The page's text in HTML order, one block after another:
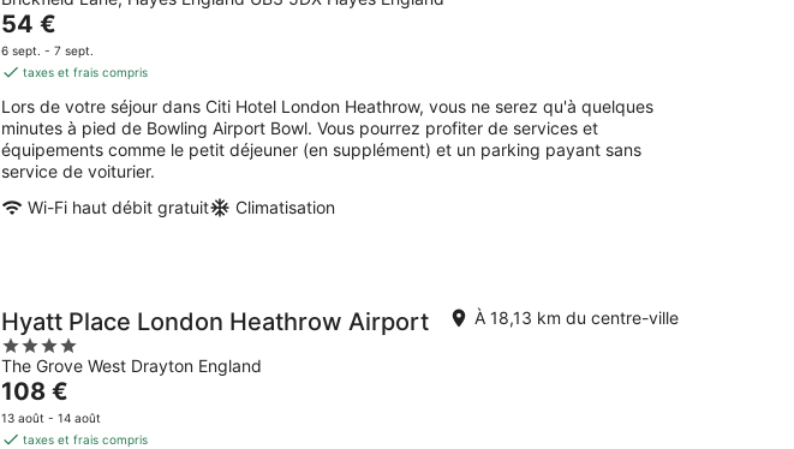
of
5
Le
prix
est
54 €
par
nuit
54 €
6 sept. - 7 sept.
taxes et frais compris
Lors de votre séjour dans Citi Hotel London Heathrow, vous ne serez qu'à quelques
minutes à pied de Bowling Airport Bowl. Vous pourrez profiter de services et
équipements comme le petit déjeuner (en supplément) et un parking payant sans
service de voiturier.
Wi-Fi haut débit gratuit
Climatisation
Hyatt Place London Heathrow Airport
4
out
of
5
The Grove West Drayton England
À 18,13 km du centre-ville
Le
prix
est
108 €
13 août - 14 août
taxes et frais compris